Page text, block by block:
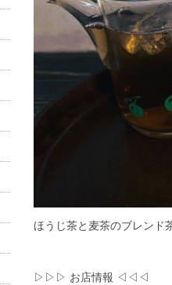
ほうじ茶と麦茶のブレンド
▷▷▷ お店情報 ◁◁◁